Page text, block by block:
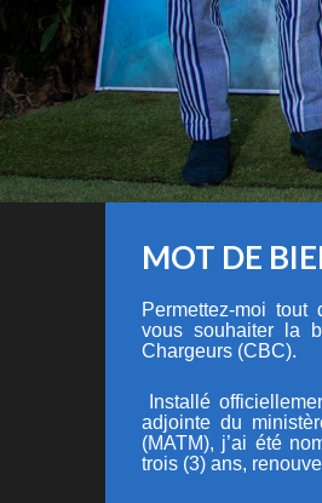
MOT DE
Permettez-moi tout
vous souhaiter la
Chargeurs (CBC).
Installé
adjointe du
(MATM), j’ai été
trois (3) ans,